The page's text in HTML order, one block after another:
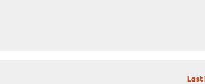
Last